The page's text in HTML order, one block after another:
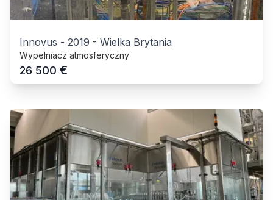
Innovus - 2019 - Wielka Brytania
Wypełniacz atmosferyczny
26 500 €